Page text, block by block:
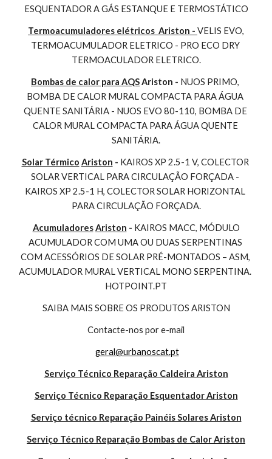
ESQUENTADOR A GÁS ESTANQUE E TERMOSTÁTICO
Termoacumuladores elétricos  Ariston - VELIS EVO,
TERMOACUMULADOR ELETRICO - PRO ECO DRY
TERMOACULADOR ELETRICO.
Bombas de calor para AQS Ariston - NUOS PRIMO,
BOMBA DE CALOR MURAL COMPACTA PARA ÁGUA
QUENTE SANITÁRIA - NUOS EVO 80-110, BOMBA DE
CALOR MURAL COMPACTA PARA ÁGUA QUENTE
SANITÁRIA.
Solar Térmico Ariston - KAIROS XP 2.5-1 V, COLECTOR
SOLAR VERTICAL PARA CIRCULAÇÃO FORÇADA -
KAIROS XP 2.5-1 H, COLECTOR SOLAR HORIZONTAL
PARA CIRCULAÇÃO FORÇADA.
Acumuladores Ariston - KAIROS MACC, MÓDULO
ACUMULADOR COM UMA OU DUAS SERPENTINAS
COM ACESSÓRIOS DE SOLAR PRÉ-MONTADOS – ASM,
ACUMULADOR MURAL VERTICAL MONO SERPENTINA.
HOTPOINT.PT
SAIBA MAIS SOBRE OS PRODUTOS ARISTON
Contacte-nos por e-mail
geral@urbanoscat.pt
Serviço Técnico Reparação Caldeira Ariston
Serviço Técnico Reparação Esquentador Ariston
Serviço técnico Reparação Painéis Solares Ariston
Serviço Técnico Reparação Bombas de Calor Ariston